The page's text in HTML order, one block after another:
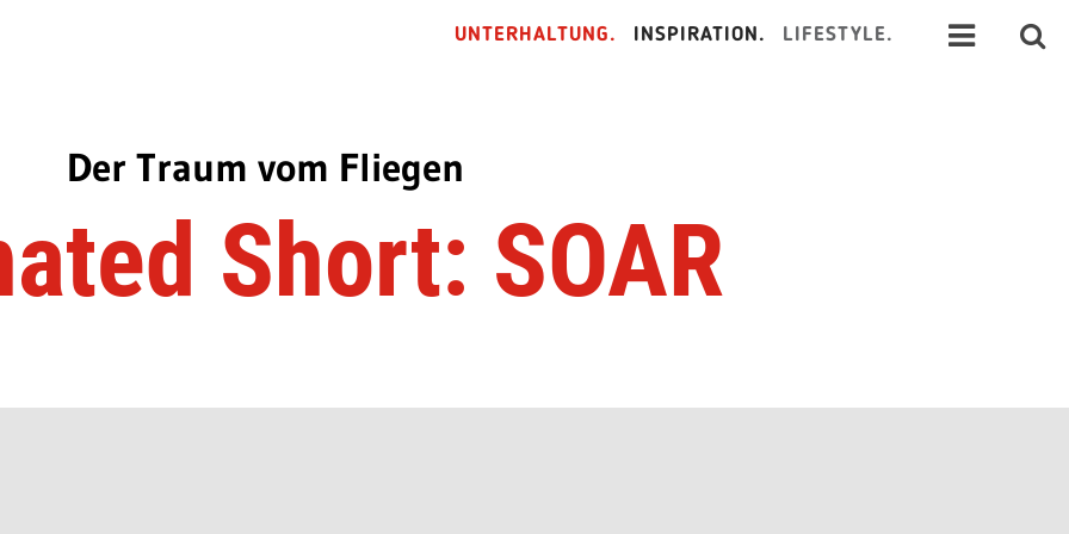
UNTERHALTUNG. INSPIRATION. LIFESTYLE.
Der Traum vom Fliegen
Short: SOAR